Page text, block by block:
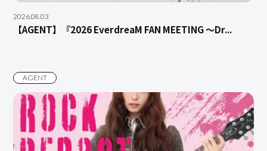
2026.08.03
【AGENT】『2026 EverdreaM FAN MEETING ～Dr...
AGENT